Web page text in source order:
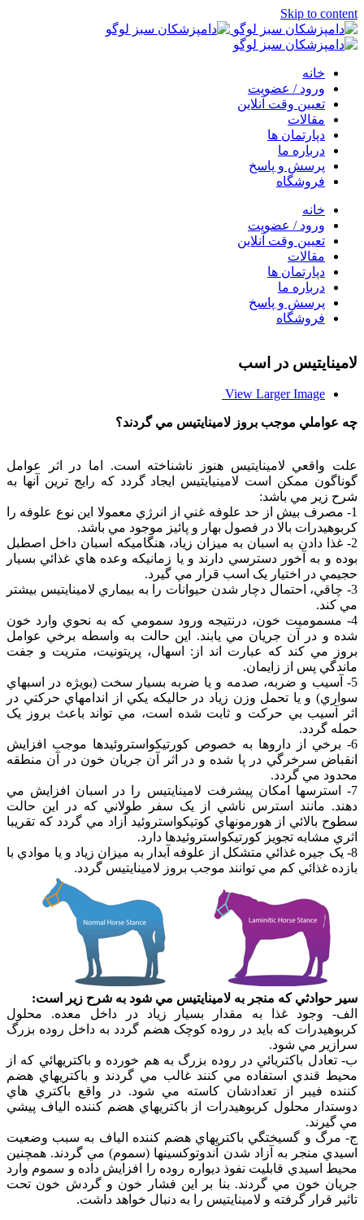
Skip to content
خانه
ورود / عضویت
تعیین وقت آنلاین
مقالات
دپارتمان ها
درباره ما
پرسش و پاسخ
فروشگاه
خانه
ورود / عضویت
تعیین وقت آنلاین
مقالات
دپارتمان ها
درباره ما
پرسش و پاسخ
فروشگاه
لامينايتيس در اسب
View Larger Image
چه عواملي موجب بروز لامينايتيس مي گردند؟
علت واقعي لامينايتيس هنوز ناشناخته است. اما در اثر عوامل
گوناگون ممکن است لامينيايتيس ايجاد گردد که رايج ترين آنها به
شرح زير مي باشد:
1- مصرف بيش از حد علوفه غني از انرژي معمولا اين نوع علوفه را
کربوهيدرات بالا در فصول بهار و پائيز موجود مي باشد.
2- غذا دادن به اسبان به ميزان زياد، هنگاميکه اسبان داخل اصطبل
بوده و به آخور دسترسي دارند و يا زمانيکه وعده هاي غذائي بسيار
حجيمي در اختيار يک اسب قرار مي گيرد.
3- چاقي، احتمال دچار شدن حيوانات را به بيماري لامينايتيس بيشتر
مي کند.
4- مسموميت خون، درنتيجه ورود سمومي که به نحوي وارد خون
شده و در آن جريان مي يابند. اين حالت به واسطه برخي عوامل
بروز مي کند که عبارت اند از: اسهال، پريتونيت، متريت و جفت
ماندگي پس از زايمان.
5- آسيب و ضربه، صدمه و يا ضربه بسيار سخت (بويژه در اسبهاي
سواري) و يا تحمل وزن زياد در حاليکه يکي از اندامهاي حرکتي در
اثر آسيب بي حرکت و ثابت شده است، مي تواند باعث بروز يک
حمله گردد.
6- برخي از داروها به خصوص کورتيکواستروئيدها موجب افزايش
انقباض سرخرگي در پا شده و در اثر آن جريان خون در آن منطقه
محدود مي گردد.
7- استرسها امکان پيشرفت لامينايتيس را در اسبان افزايش مي
دهند. مانند استرس ناشي از يک سفر طولاني که در اين حالت
سطوح بالائي از هورمونهاي کوتيکواستروئيد آزاد مي گردد که تقريبا
اثري مشابه تجويز کورتيکواستروئيدها دارد.
8- يک جيره غذائي متشکل از علوفه آبدار به ميزان زياد و يا موادي با
بازده غذائي کم مي توانند موجب بروز لامينايتيس گردد.
سير حوادثي که منجر به لامينايتيس مي شود به شرح زير است:
الف- وجود غذا به مقدار بسيار زياد در داخل معده. محلول
کربوهيدرات که بايد در روده کوچک هضم گردد به داخل روده بزرگ
سرازير مي شود.
ب- تعادل باکتريائي در روده بزرگ به هم خورده و باکتريهائي که از
محيط قندي استفاده مي کنند غالب مي گردند و باکتريهاي هضم
کننده فيبر از تعدادشان کاسته مي شود. در واقع باکتري هاي
دوستدار محلول کربوهيدرات از باکتريهاي هضم کننده الياف پيشي
مي گيرند.
ج- مرگ و گسيختگي باکتريهاي هضم کننده الياف به سبب وضعيت
اسيدي منجر به آزاد شدن آندوتوکسينها (سموم) مي گردند. همچنين
محيط اسيدي قابليت نفوذ ديواره روده را افزايش داده و سموم وارد
جريان خون مي گردند. بنا بر اين فشار خون و گردش خون تحت
تاثير قرار گرفته و لامينايتيس را به دنبال خواهد داشت.